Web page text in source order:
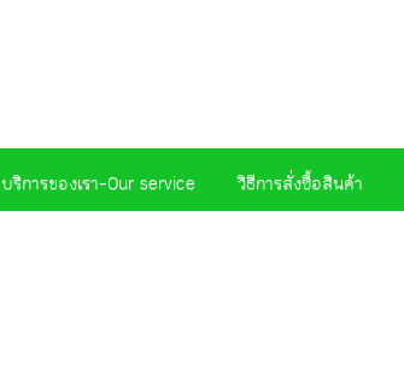
บริการของเรา-Our service วิธีการสั่งซื้อสินค้า